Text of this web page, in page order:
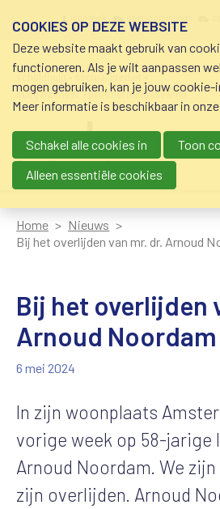
schuldhulp • sociaal krediet •
budgetbeheer • beschermingsbewind
Main navigation
Home
Nieuws
Bij het overlijden van mr. dr. Arnoud
Bij het overlijden
Arnoud Noordam
6 mei 2024
In zijn woonplaats
vorige week op 58-jarige
Arnoud Noordam. We
zijn overlijden. Arnoud
COOKIES OP DEZE WEBSITE
Deze website maakt gebruik van
functioneren. Als je wilt aanpassen
mogen gebruiken, kan je jouw
Meer informatie is beschikbaar in onze
Schakel alle cookies in
Toon
Alleen essentiële cookies